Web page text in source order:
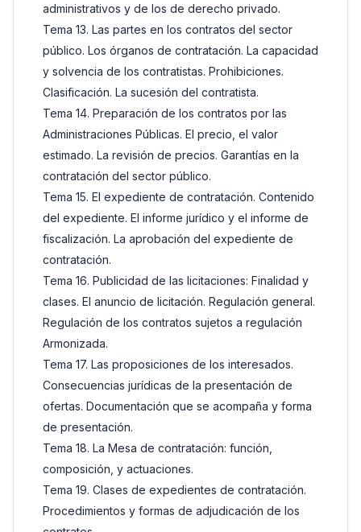
administrativos y de los de derecho privado.
Tema 13. Las partes en los contratos del sector
público. Los órganos de contratación. La capacidad
y solvencia de los contratistas. Prohibiciones.
Clasificación. La sucesión del contratista.
Tema 14. Preparación de los contratos por las
Administraciones Públicas. El precio, el valor
estimado. La revisión de precios. Garantías en la
contratación del sector público.
Tema 15. El expediente de contratación. Contenido
del expediente. El informe jurídico y el informe de
fiscalización. La aprobación del expediente de
contratación.
Tema 16. Publicidad de las licitaciones: Finalidad y
clases. El anuncio de licitación. Regulación general.
Regulación de los contratos sujetos a regulación
Armonizada.
Tema 17. Las proposiciones de los interesados.
Consecuencias jurídicas de la presentación de
ofertas. Documentación que se acompaña y forma
de presentación.
Tema 18. La Mesa de contratación: función,
composición, y actuaciones.
Tema 19. Clases de expedientes de contratación.
Procedimientos y formas de adjudicación de los